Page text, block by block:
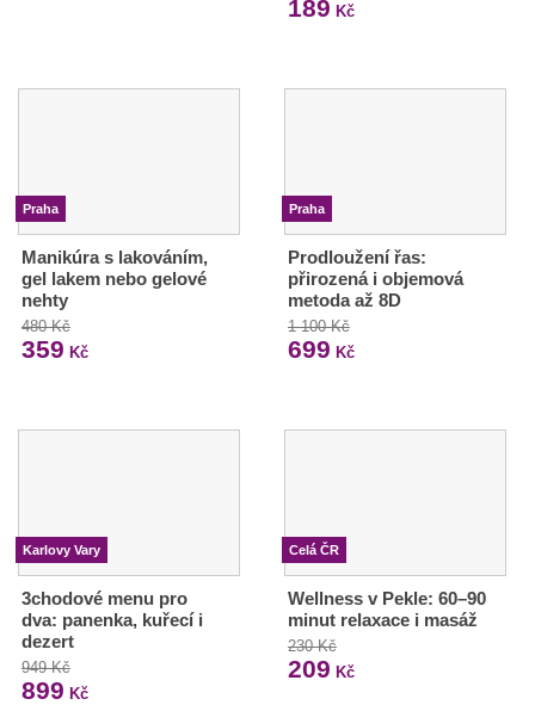
189 Kč
Praha
Manikúra s lakováním,
gel lakem nebo gelové
nehty
480 Kč
359 Kč
Praha
Prodloužení řas:
přirozená i objemová
metoda až 8D
1 100 Kč
699 Kč
Karlovy Vary
3chodové menu pro
dva: panenka, kuřecí i
dezert
949 Kč
899 Kč
Celá ČR
Wellness v Pekle: 60–90
minut relaxace i masáž
230 Kč
209 Kč